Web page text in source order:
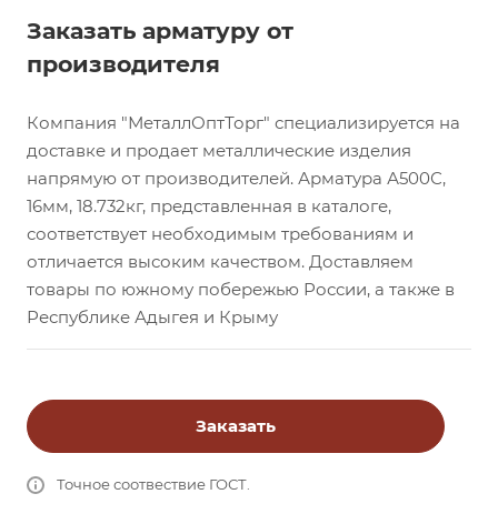
Заказать арматуру от
производителя
Компания "МеталлОптТорг" специализируется на
доставке и продает металлические изделия
напрямую от производителей. Арматура А500С,
16мм, 18.732кг, представленная в каталоге,
соответствует необходимым требованиям и
отличается высоким качеством. Доставляем
товары по южному побережью России, а также в
Республике Адыгея и Крыму
Заказать
Точное соотвествие ГОСТ.